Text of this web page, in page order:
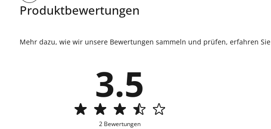
Produktbewertungen
Mehr dazu, wie wir unsere Bewertungen sammeln und prüfen, erfahren
3.5
2 Bewertungen